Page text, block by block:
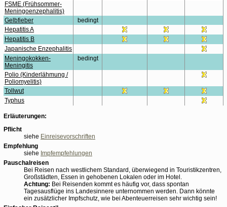
FSME (Frühsommer-
Meningoenzephalitis)
Gelbfieber
bedingt
Hepatitis A
Hepatitis B
Japanische Enzephalitis
Meningokokken-
Meningitis
bedingt
Polio (Kinderlähmung /
Poliomyelitis)
Tollwut
Typhus
Erläuterungen:
Pflicht
siehe Einreisevorschriften
Empfehlung
siehe Impfempfehlungen
Pauschalreisen
Bei Reisen nach westlichem Standard, überwiegend in Touristikzentren,
Großstädten, Essen in gehobenen Lokalen oder im Hotel.
Achtung: Bei Reisenden kommt es häufig vor, dass spontan
Tagesausflüge ins Landesinnere unternommen werden. Dann könnte
ein zusätzlicher Impfschutz, wie bei Abenteuerreisen sehr wichtig sein!